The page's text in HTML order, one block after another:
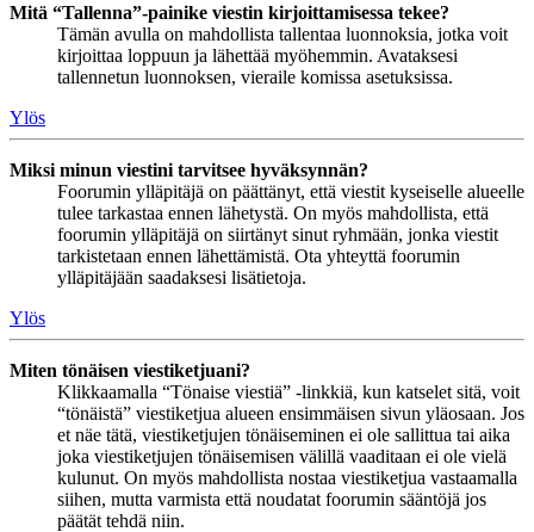
Mitä “Tallenna”-painike viestin kirjoittamisessa tekee?
Tämän avulla on mahdollista tallentaa luonnoksia, jotka voit
kirjoittaa loppuun ja lähettää myöhemmin. Avataksesi
tallennetun luonnoksen, vieraile komissa asetuksissa.
Ylös
Miksi minun viestini tarvitsee hyväksynnän?
Foorumin ylläpitäjä on päättänyt, että viestit kyseiselle alueelle
tulee tarkastaa ennen lähetystä. On myös mahdollista, että
foorumin ylläpitäjä on siirtänyt sinut ryhmään, jonka viestit
tarkistetaan ennen lähettämistä. Ota yhteyttä foorumin
ylläpitäjään saadaksesi lisätietoja.
Ylös
Miten tönäisen viestiketjuani?
Klikkaamalla “Tönaise viestiä” -linkkiä, kun katselet sitä, voit
“tönäistä” viestiketjua alueen ensimmäisen sivun yläosaan. Jos
et näe tätä, viestiketjujen tönäiseminen ei ole sallittua tai aika
joka viestiketjujen tönäisemisen välillä vaaditaan ei ole vielä
kulunut. On myös mahdollista nostaa viestiketjua vastaamalla
siihen, mutta varmista että noudatat foorumin sääntöjä jos
päätät tehdä niin.